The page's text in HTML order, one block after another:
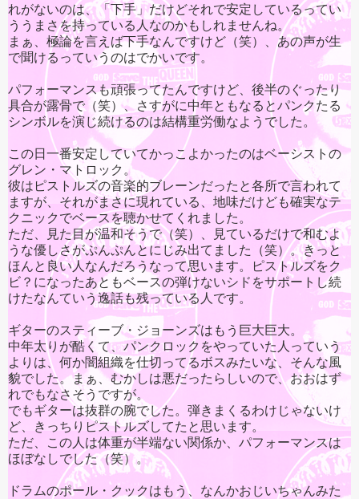
れがないのは、「下手」だけどそれで安定しているってい
ううまさを持っている人なのかもしれませんね。
まぁ、極論を言えば下手なんですけど（笑）、あの声が生
で聞けるっていうのはでかいです。
パフォーマンスも頑張ってたんですけど、後半のぐったり
具合が露骨で（笑）、さすがに中年ともなるとパンクたる
シンボルを演じ続けるのは結構重労働なようでした。
この日一番安定していてかっこよかったのはベーシストの
グレン・マトロック。
彼はピストルズの音楽的ブレーンだったと各所で言われて
ますが、それがまさに現れている、地味だけども確実なテ
クニックでベースを聴かせてくれました。
ただ、見た目が温和そうで（笑）、見ているだけで和むよ
うな優しさがぷんぷんとにじみ出てました（笑）。きっと
ほんと良い人なんだろうなって思います。ピストルズをク
ビ？になったあともベースの弾けないシドをサポートし続
けたなんていう逸話も残っている人です。
ギターのスティーブ・ジョーンズはもう巨大巨大。
中年太りが酷くて、パンクロックをやっていた人っていう
よりは、何か闇組織を仕切ってるボスみたいな、そんな風
貌でした。まぁ、むかしは悪だったらしいので、おおはず
れでもなさそうですが。
でもギターは抜群の腕でした。弾きまくるわけじゃないけ
ど、きっちりピストルズしてたと思います。
ただ、この人は体重が半端ない関係か、パフォーマンスは
ほぼなしでした（笑）。
ドラムのポール・クックはもう、なんかおじいちゃんみた